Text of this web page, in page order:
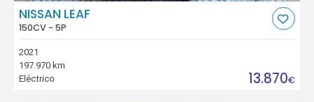
NISSAN LEAF
150CV - 5P
2021
197.970 km
Eléctrico
13.870€